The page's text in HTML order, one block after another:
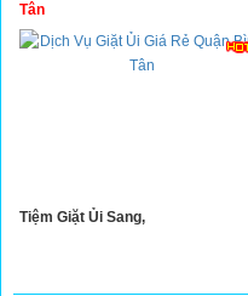
Tân
Tiệm Giặt Ủi Sang,